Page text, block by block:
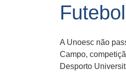
Futebol
A Unoesc não
Campo,
Desporto